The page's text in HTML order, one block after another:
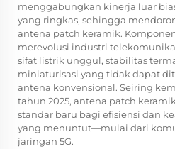
menggabungkan kinerja luar
yang ringkas, sehingga
antena patch keramik.
merevolusi industri
sifat listrik unggul, stabilitas
miniaturisasi yang tidak dapat
antena konvensional. Seiring
tahun 2025, antena patch
standar baru bagi efisiensi dan
yang menuntut—mulai dari
jaringan 5G.